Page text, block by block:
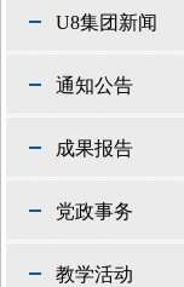
U8集团新闻
通知公告
成果报告
党政事务
教学活动